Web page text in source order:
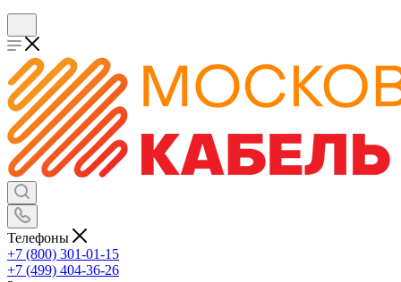
Телефоны
+7 (800) 301-01-15
+7 (499) 404-36-26